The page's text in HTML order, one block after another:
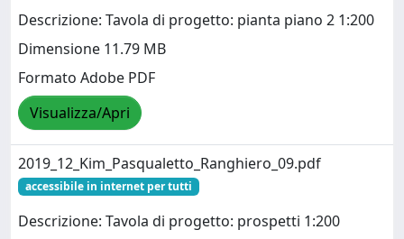
Descrizione: Tavola di progetto: pianta piano 2 1:200
Dimensione 11.79 MB
Formato Adobe PDF
Visualizza/Apri
2019_12_Kim_Pasqualetto_Ranghiero_09.pdf
accessibile in internet per tutti
Descrizione: Tavola di progetto: prospetti 1:200